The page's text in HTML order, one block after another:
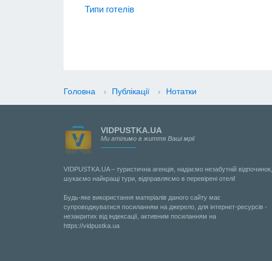
Типи готелів
Головна › Публікації › Нотатки
VIDPUSTKA.UA
Ми втілимо в життя Ваші мрії
VIDPUSTKA.UA – туристична агенція, надаємо незабутній відпочинок,
шукаємо найкращі тури, відправляємо в перевірені отелі!
Будь-яке використання матеріалів даного сайту має
супроводжуватися посиланням на джерело, для інтернет-ресурсів -
незакритих від індексації, активним посиланням на
https://vidpustka.ua